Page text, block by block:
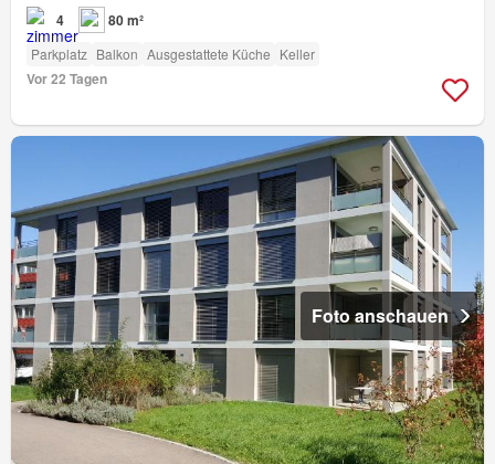
4 80 m²
Parkplatz Balkon Ausgestattete Küche Keller
Vor 22 Tagen
Foto anschauen